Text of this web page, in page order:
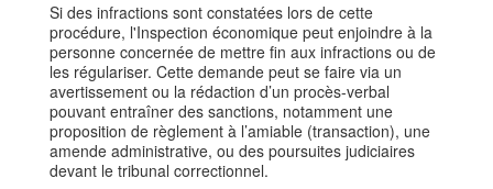
Si des infractions sont constatées lors de cette
procédure, l'Inspection économique peut enjoindre à la
personne concernée de mettre fin aux infractions ou de
les régulariser. Cette demande peut se faire via un
avertissement ou la rédaction d’un procès-verbal
pouvant entraîner des sanctions, notamment une
proposition de règlement à l’amiable (transaction), une
amende administrative, ou des poursuites judiciaires
devant le tribunal correctionnel.